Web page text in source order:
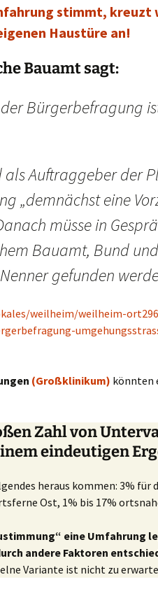
stimmt, kreuzt
Haustüre an!
Bauamt sagt:
der Bürgerbefragung
als Auftraggeber der
„demnächst eine
müsse in
Bauamt, Bund
gefunden
weilheim/weilheim-
(Großklinikum) könnten
Zahl von
eindeutigen
heraus kommen: 3% für
Ost, 1% bis 17%
eine Umfahrung
andere Faktoren
Variante ist nicht zu